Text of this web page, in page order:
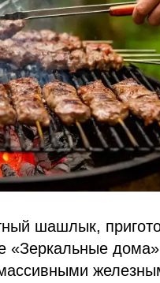
шашлык,
«Зеркальные